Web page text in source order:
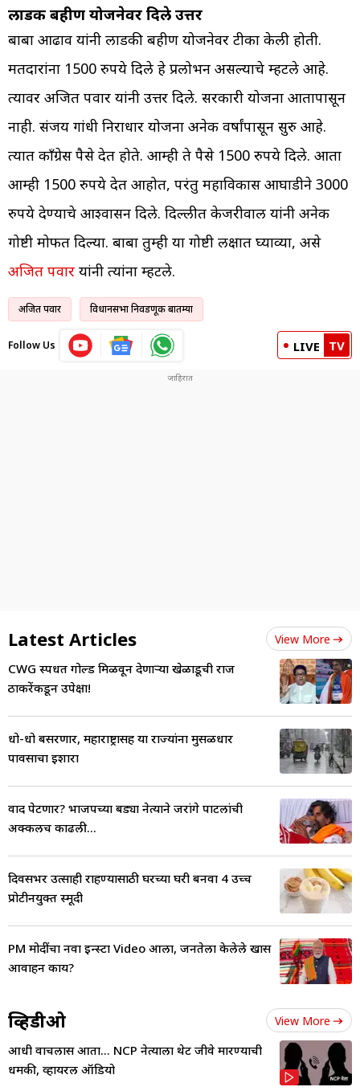
लाडकी बहीण योजनेवर दिले उत्तर
बाबा आढाव यांनी लाडकी बहीण योजनेवर टीका केली होती.
मतदारांना 1500 रुपये दिले हे प्रलोभन असल्याचे म्हटले आहे.
त्यावर अजित पवार यांनी उत्तर दिले. सरकारी योजना आतापासून
नाही. संजय गांधी निराधार योजना अनेक वर्षांपासून सुरु आहे.
त्यात काँग्रेस पैसे देत होते. आम्ही ते पैसे 1500 रुपये दिले. आता
आम्ही 1500 रुपये देत आहोत, परंतु महाविकास आघाडीने 3000
रुपये देण्याचे आश्वासन दिले. दिल्लीत केजरीवाल यांनी अनेक
गोष्टी मोफत दिल्या. बाबा तुम्ही या गोष्टी लक्षात घ्याव्या, असे
अजित पवार यांनी त्यांना म्हटले.
अजित पवार विधानसभा निवडणूक बातम्या
Follow Us LIVE TV
Latest Articles View More
CWG स्पर्धेत गोल्ड मिळवून देणाऱ्या खेळाडूची राज
ठाकरेंकडून उपेक्षा!
धो-धो बसरणार, महाराष्ट्रासह या राज्यांना मुसळधार
पावसाचा इशारा
वाद पेटणार? भाजपच्या बड्या नेत्याने जरांगे पाटलांची
अक्कलच काढली...
दिवसभर उत्साही राहण्यासाठी घरच्या घरी बनवा 4 उच्च
प्रोटीनयुक्त स्मूदी
PM मोदींचा नवा इन्स्टा Video आला, जनतेला केलेले खास
आवाहन काय?
व्हिडीओ View More
आधी वाचलास आता... NCP नेत्याला थेट जीवे मारण्याची
धमकी, व्हायरल ऑडियो